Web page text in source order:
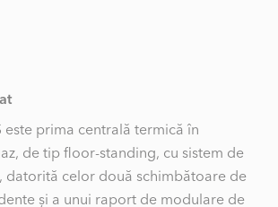
este prima centrală termică în
de tip floor-standing, cu sistem de
datorită celor două schimbătoare de
și a unui raport de modulare de